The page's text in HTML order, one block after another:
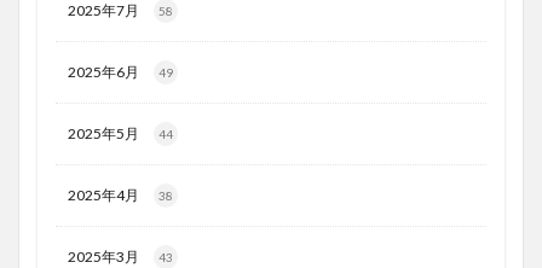
2025年7月 58
2025年6月 49
2025年5月 44
2025年4月 38
2025年3月 43